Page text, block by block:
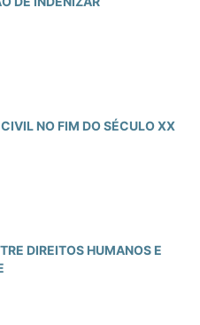
NO FIM DO SÉCULO XX
DIREITOS HUMANOS E